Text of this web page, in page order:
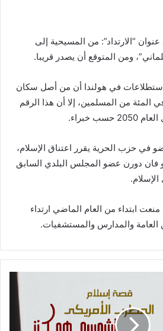
“الارتداد”: من المسيحية إلى
ومن المتوقع أن يصدر قريبا.
في هولندا أن من أصل سكان
الـ17 مليونا هناك 5 في المئة من المسلمين، إلا أن هذا الرقم
خبراء.
في حزب الحرية يقرر اعتناق الإسلام،
اعتنق أرنو فان دورن عضو المجلس البلدي السابق
ابتداء من العام الماضي ارتداء
العامة والمدارس والمستشفيات.